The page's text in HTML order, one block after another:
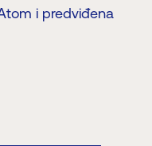
i predviđena